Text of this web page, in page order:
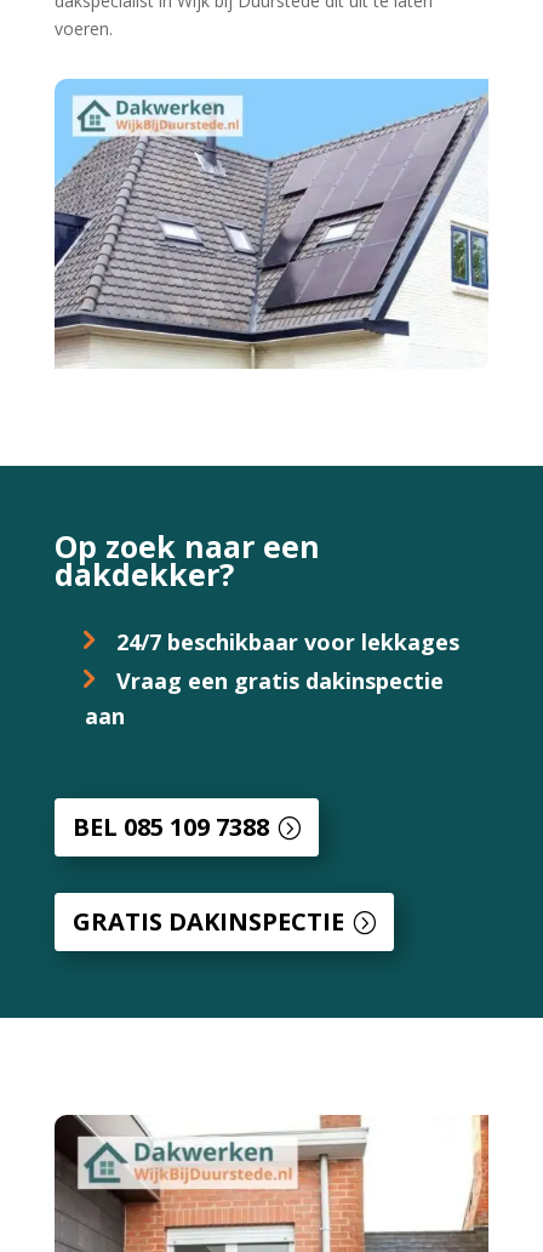
voeren.
Op zoek naar een
dakdekker?
24/7 beschikbaar voor lekkages
Vraag een gratis dakinspectie
aan
BEL 085 109 7388
GRATIS DAKINSPECTIE